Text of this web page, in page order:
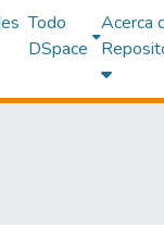
Todo
DSpace
Acerca